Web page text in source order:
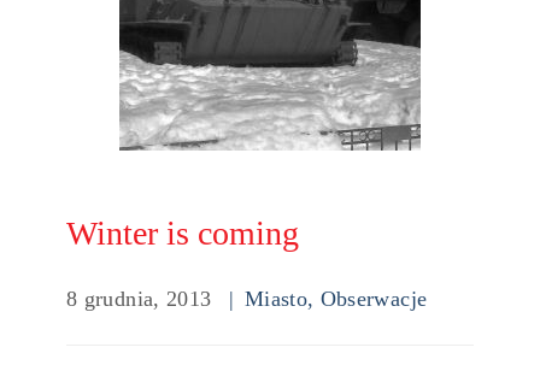
Winter is coming
8 grudnia, 2013 Miasto, Obserwacje